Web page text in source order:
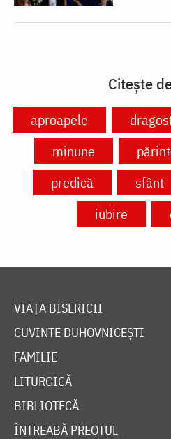
Citește
aproapele
minune
predică
sfânt
iubire
VIAȚA BISERICII
CUVINTE DUHOVNICEȘTI
FAMILIE
LITURGICĂ
BIBLIOTECĂ
ÎNTREABĂ PREOTUL